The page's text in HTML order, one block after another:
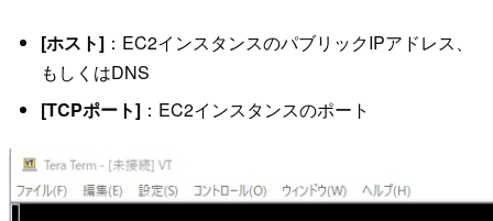
[ホスト]：EC2インスタンスのパブリックIPアドレス、
もしくはDNS
[TCPポート]：EC2インスタンスのポート